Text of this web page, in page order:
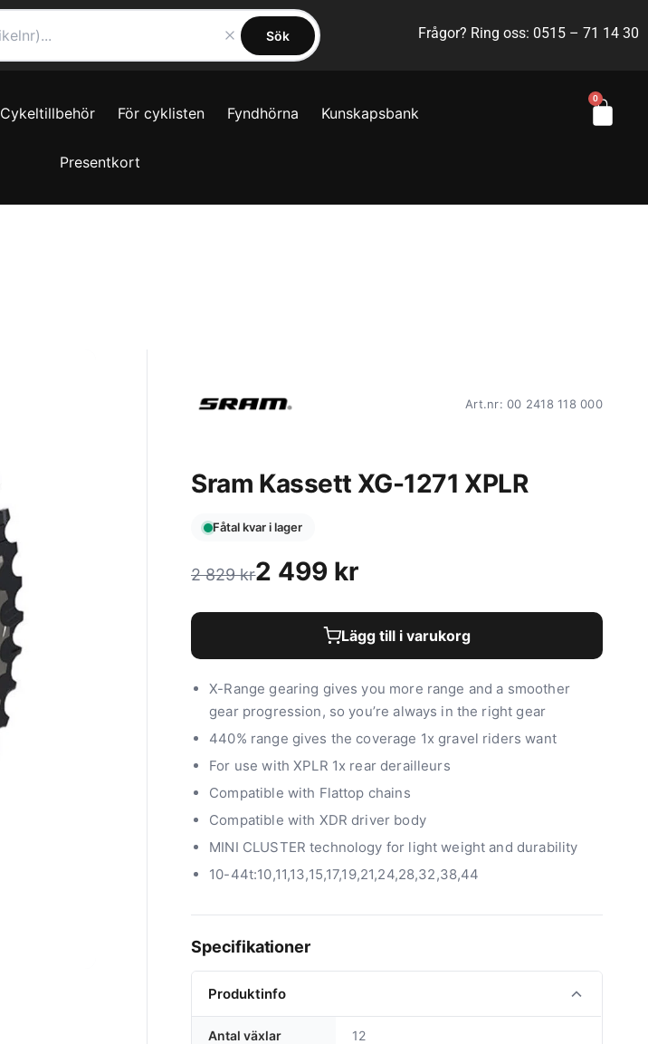
Sök Frågor? Ring oss: 0515 – 71 14 30
Cykeltillbehör För cyklisten Fyndhörna Kunskapsbank
Presentkort
0
Art.nr: 00 2418 118 000
Sram Kassett XG-1271 XPLR
Fåtal kvar i lager
2 829kr2 499 kr
Lägg till i varukorg
X-Range gearing gives you more range and a smoother
gear progression, so you’re always in the right gear
440% range gives the coverage 1x gravel riders want
For use with XPLR 1x rear derailleurs
Compatible with Flattop chains
Compatible with XDR driver body
MINI CLUSTER technology for light weight and durability
10-44t:10,11,13,15,17,19,21,24,28,32,38,44
Specifikationer
Produktinfo
Antal växlar
12